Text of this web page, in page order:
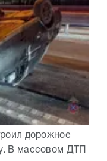
дорожное
В массовом ДТП